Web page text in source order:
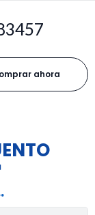
ahora